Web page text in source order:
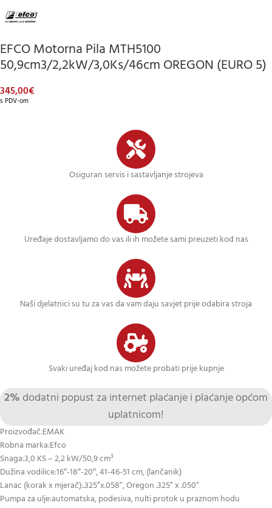
EFCO Motorna Pila MTH5100
50,9cm3/2,2kW/3,0Ks/46cm OREGON (EURO 5)
345,00€
s PDV-om
Osiguran servis i sastavljanje strojeva
Uređaje dostavljamo do vas ili ih možete sami preuzeti kod nas
Naši djelatnici su tu za vas da vam daju savjet prije odabira stroja
Svaki uređaj kod nas možete probati prije kupnje
2% dodatni popust za internet plaćanje i plaćanje općom
uplatnicom!
Proizvođač:EMAK
Robna marka:Efco
Snaga:3,0 KS – 2,2 kW/50,9 cm³
Dužina vodilice:16″-18″-20″, 41-46-51 cm, (lančanik)
Lanac (korak x mjerač):.325”x.058”, Oregon .325” x .050”
Pumpa za ulje:automatska, podesiva, nulti protok u praznom hodu